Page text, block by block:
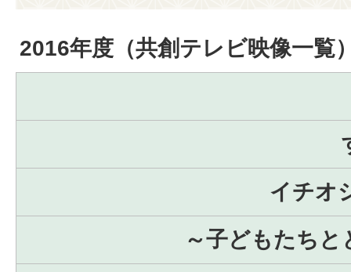
2016年度（共創テレビ映像一覧
イチオ
～子どもたち